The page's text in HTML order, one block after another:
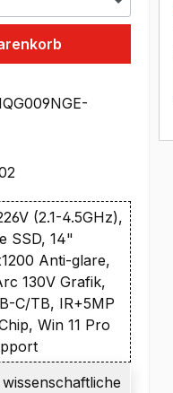
(2.1-4.5GHz),
SSD, 14"
Anti-glare,
130V Grafik,
C/TB, IR+5MP
Win 11 Pro